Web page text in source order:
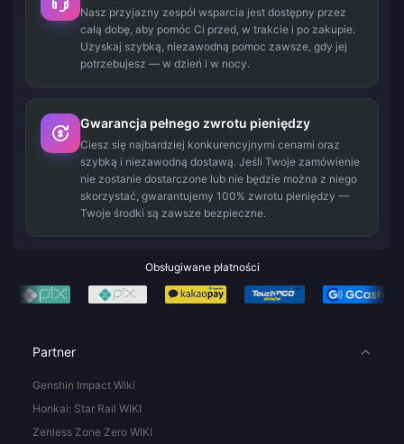
Nasz przyjazny zespół wsparcia jest dostępny przez
całą dobę, aby pomóc Ci przed, w trakcie i po zakupie.
Uzyskaj szybką, niezawodną pomoc zawsze, gdy jej
potrzebujesz — w dzień i w nocy.
Gwarancja pełnego zwrotu pieniędzy
Ciesz się najbardziej konkurencyjnymi cenami oraz
szybką i niezawodną dostawą. Jeśli Twoje zamówienie
nie zostanie dostarczone lub nie będzie można z niego
skorzystać, gwarantujemy 100% zwrotu pieniędzy —
Twoje środki są zawsze bezpieczne.
Obsługiwane płatności
Partner
Genshin Impact Wiki
Honkai: Star Rail WIKI
Zenless Zone Zero WIKI